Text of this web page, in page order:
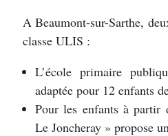
A Beaumont-sur-Sarthe,
classe ULIS :
L’école primaire
adaptée pour 12 enfants
Pour les enfants à
Le Joncheray » propose